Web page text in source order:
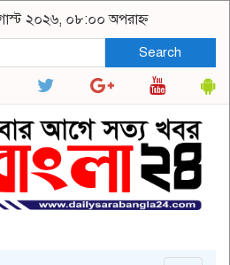
২০২৬, ০৮:০০ অপরাহ্ন
Search